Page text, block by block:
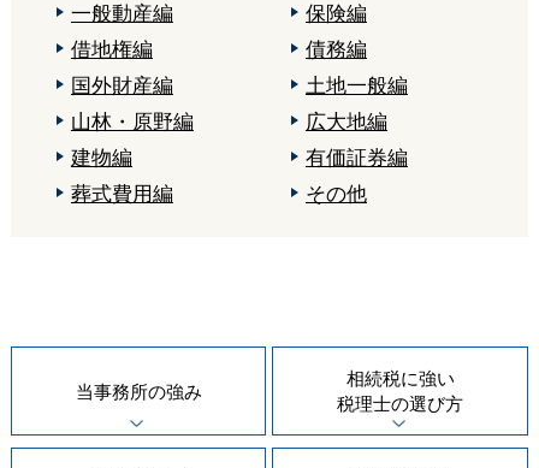
一般動産編
保険編
借地権編
債務編
国外財産編
土地一般編
山林・原野編
広大地編
建物編
有価証券編
葬式費用編
その他
当事務所の強み
相続税に強い
税理士の選び方